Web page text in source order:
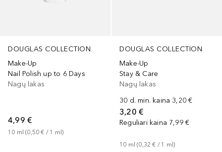
DOUGLAS COLLECTION
Make-Up
Nail Polish up to 6 Days
Nagų lakas
4,99 €
10 ml (0,50 € / 1 ml)
DOUGLAS COLLECTION
Make-Up
Stay & Care
Nagų lakas
30 d. min. kaina 3,20 €
3,20 €
Reguliari kaina 7,99 €
10 ml (0,32 € / 1 ml)
+3